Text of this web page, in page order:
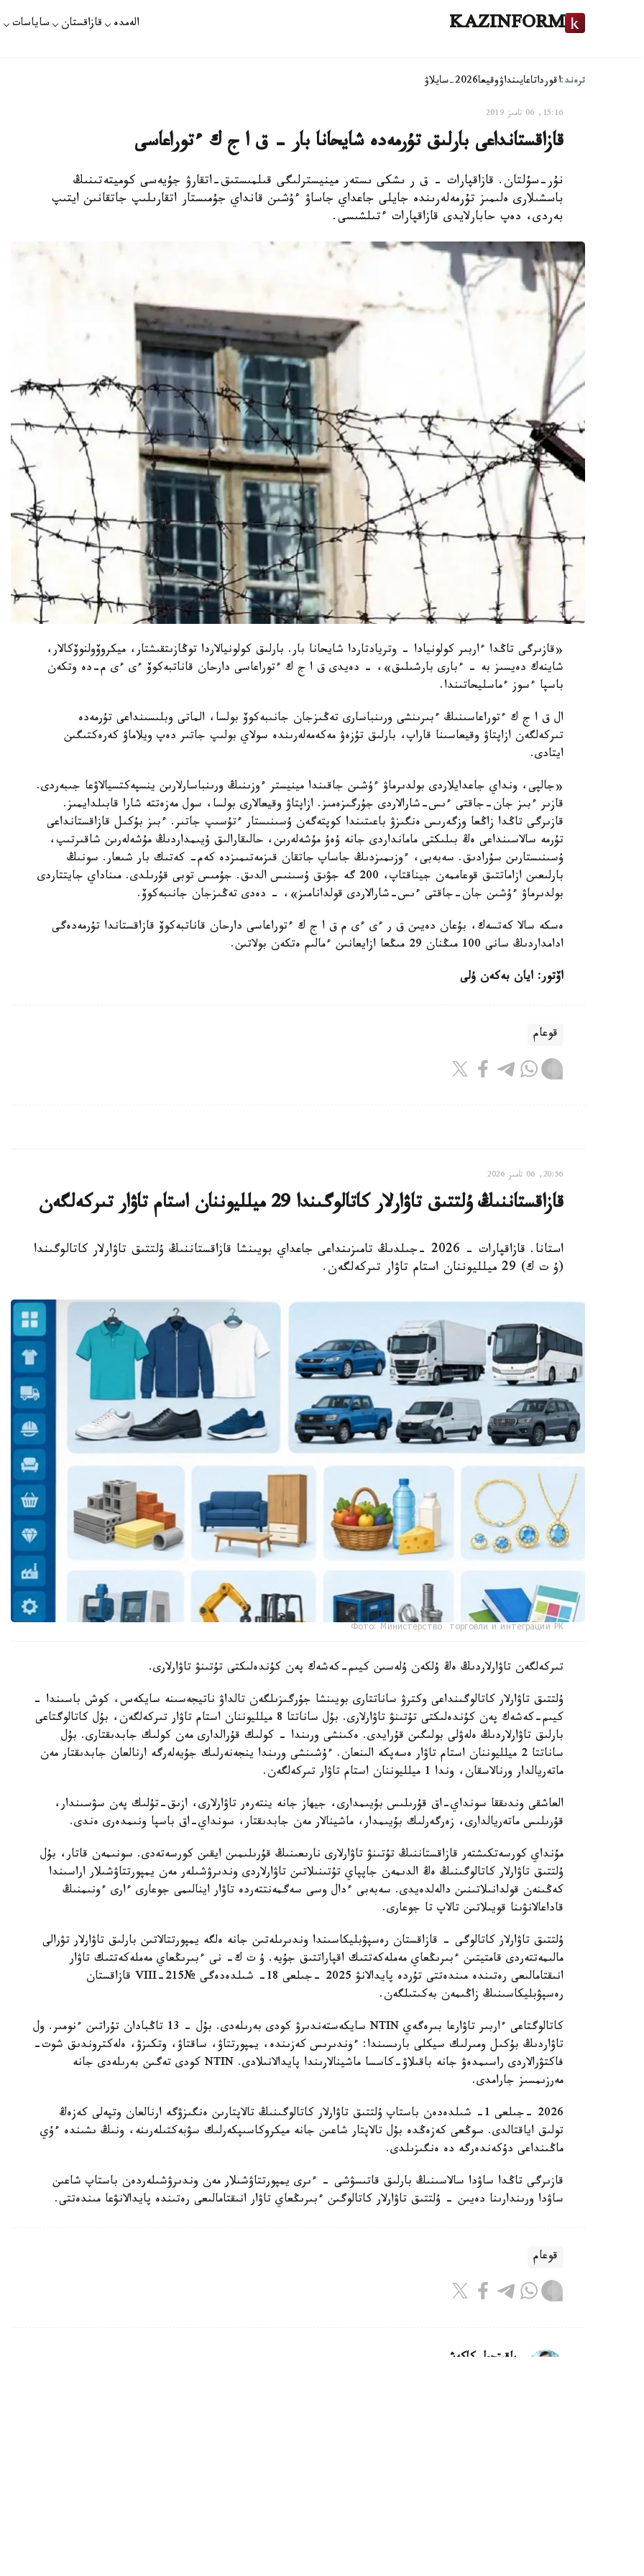
KAZINFORM الەمدە قازاقستان ساياسات
ترەند:اقورداتاعايىنداۋوقيعا2026-سايلاۋ
15:16, 06 تامىز 2019
قازاقستانداعى بارلىق تۇرمەدە شايحانا بار – ق ا ج ك ءتوراعاسى
نۇر-سۇلتان. قازاقپارات – ق ر ىشكى ىستەر مينيسترلىگى قىلمىستىق-اتقارۋ جۇيەسى كوميتەتىنىڭ
باسشىلارى ەلىمىز تۇرمەلەرىندە جايلى جاعداي جاساۋ ءۇشىن قانداي جۇمىستار اتقارىلىپ جاتقانىن ايتىپ
بەردى، دەپ حابارلايدى قازاقپارات ءتىلشىسى.
«قازىرگى تاڭدا ءاربىر كولونيادا - وتريادتاردا شايحانا بار. بارلىق كولونيالاردا توڭازىتقىشتار، ميكروۆولنوۆكالار،
شاينەك دەيسىز بە - ءبارى بارشىلىق»، - دەيدى ق ا ج ك ءتوراعاسى دارحان قاناتبەكوۆ ءى ءى م-دە وتكەن
باسپا ءسوز ءماسليحاتىندا.
ال ق ا ج ك ءتوراعاسىنىڭ ءبىرىنشى ورىنباسارى تەڭىزجان جانىبەكوۆ بولسا، الماتى وبلىسىنداعى تۇرمەدە
تىركەلگەن ازاپتاۋ وقيعاسىنا قاراپ، بارلىق تۇزەۋ مەكەمەلەرىندە سولاي بولىپ جاتىر دەپ ويلاماۋ كەرەكتىگىن
ايتادى.
«جالپى، ونداي جاعدايلاردى بولدىرماۋ ءۇشىن جاقىندا مينيستر ءوزىنىڭ ورىنباسارلارىن ينسپەكتسيالاۋعا جىبەردى.
قازىر ءبىز جان-جاقتى ءىس-شارالاردى جۇرگىزەمىز. ازاپتاۋ وقيعالارى بولسا، سول مەزەتتە شارا قابىلدايمىز.
قازىرگى تاڭدا زاڭعا وزگەرىس ەنگىزۋ باعىتىندا كوپتەگەن ۇسىنىستار ءتۇسىپ جاتىر. ءبىز بۇكىل قازاقستانداعى
تۇرمە سالاسىنداعى ەڭ بىلىكتى مامانداردى جانە ۇەۇ مۇشەلەرىن، حالىقارالىق ۇيىمداردىڭ مۇشەلەرىن شاقىرتىپ،
ۇسىنىستارىن سۇرادىق. سەبەبى، ءوزىمىزدىڭ جاساپ جاتقان قىزمەتىمىزدە كەم- كەتىك بار شىعار. سونىڭ
بارلىعىن ازاماتتىق قوعاممەن جيناقتاپ، 200 گە جۋىق ۇسىنىس الدىق. جۇمىس توبى قۇرىلدى. مىناداي جايتتاردى
بولدىرماۋ ءۇشىن جان-جاقتى ءىس-شارالاردى قولدانامىز»، - دەدى تەڭىزجان جانىبەكوۆ.
ەسكە سالا كەتسەك، بۇعان دەيىن ق ر ءى ءى م ق ا ج ك ءتوراعاسى دارحان قاناتبەكوۆ قازاقستاندا تۇرمەدەگى
ادامداردىڭ سانى 100 مىڭنان 29 مىڭعا ازايعانىن ءمالىم ەتكەن بولاتىن.
اۆتور: ايان بەكەن ۇلى
قوعام
20:56, 06 تامىز 2026
قازاقستاننىڭ ۇلتتىق تاۋارلار كاتالوگىندا 29 ميلليوننان استام تاۋار تىركەلگەن
استانا. قازاقپارات - 2026 -جىلدىڭ تامىزىنداعى جاعداي بويىنشا قازاقستاننىڭ ۇلتتىق تاۋارلار كاتالوگىندا
(ۇ ت ك) 29 ميلليوننان استام تاۋار تىركەلگەن.
Фото: Министерство торговли и интеграции РК
تىركەلگەن تاۋارلاردىڭ ەڭ ۇلكەن ۇلەسىن كيىم-كەشەك پەن كۇندەلىكتى تۇتىنۋ تاۋارلارى.
ۇلتتىق تاۋارلار كاتالوگىنداعى وكترۋ ساناتتارى بويىنشا جۇرگىزىلگەن تالداۋ ناتيجەسىنە سايكەس، كوش باسىندا -
كيىم-كەشەك پەن كۇندەلىكتى تۇتىنۋ تاۋارلارى. بۇل ساناتتا 8 ميلليوننان استام تاۋار تىركەلگەن، بۇل كاتالوگتاعى
بارلىق تاۋارلاردىڭ ەلەۋلى بولىگىن قۇرايدى. ەكىنشى ورىندا - كولىك قۇرالدارى مەن كولىك جابدىقتارى. بۇل
ساناتتا 2 ميلليوننان استام تاۋار ەسەپكە الىنعان. ءۇشىنشى ورىندا ينجەنەرلىك جۇيەلەرگە ارنالعان جابدىقتار مەن
ماتەريالدار ورنالاسقان، وندا 1 ميلليوننان استام تاۋار تىركەلگەن.
العاشقى وندىققا سونداي-اق قۇرىلىس بۇيىمدارى، جيھاز جانە ينتەرەر تاۋارلارى، ازىق-تۇلىك پەن سۋسىندار،
قۇرىلىس ماتەريالدارى، زەرگەرلىك بۇيىمدار، ماشينالار مەن جابدىقتار، سونداي-اق باسپا ونىمدەرى ەندى.
مۇنداي كورسەتكىشتەر قازاقستاننىڭ تۇتىنۋ تاۋارلارى نارىعىنىڭ قۇرىلىمىن ايقىن كورسەتەدى. سونىمەن قاتار، بۇل
ۇلتتىق تاۋارلار كاتالوگىنىڭ ەڭ الدىمەن جاپپاي تۇتىنىلاتىن تاۋارلاردى وندىرۋشىلەر مەن يمپورتتاۋشىلار اراسىندا
كەڭىنەن قولدانىلاتىنىن دالەلدەيدى. سەبەبى ءدال وسى سەگمەنتتەردە تاۋار اينالىمى جوعارى ءارى ءونىمنىڭ
قاداعالانۋىنا قويىلاتىن تالاپ تا جوعارى.
ۇلتتىق تاۋارلار كاتالوگى - قازاقستان رەسپۋبليكاسىندا وندىرىلەتىن جانە ەلگە يمپورتتالاتىن بارلىق تاۋارلار تۋرالى
مالىمەتتەردى قامتيتىن ءبىرىڭعاي مەملەكەتتىك اقپاراتتىق جۇيە. ۇ ت ك- نى ءبىرىڭعاي مەملەكەتتىك تاۋار
انىقتامالىعى رەتىندە مىندەتتى تۇردە پايدالانۋ 2025 -جىلعى 18- شىلدەدەگى №215-VIII قازاقستان
رەسپۋبليكاسىنىڭ زاڭىمەن بەكىتىلگەن.
كاتالوگتاعى ءاربىر تاۋارعا بىرەگەي NTIN سايكەستەندىرۋ كودى بەرىلەدى. بۇل - 13 تاڭبادان تۇراتىن ءنومىر. ول
تاۋاردىڭ بۇكىل ومىرلىك سيكلى بارىسىندا: ءوندىرىس كەزىندە، يمپورتتاۋ، ساقتاۋ، وتكىزۋ، ەلەكتروندىق شوت-
فاكتۋرالاردى راسىمدەۋ جانە باقىلاۋ-كاسسا ماشينالارىندا پايدالانىلادى. NTIN كودى تەگىن بەرىلەدى جانە
مەرزىمسىز جارامدى.
2026 -جىلعى 1- شىلدەدەن باستاپ ۇلتتىق تاۋارلار كاتالوگىنىڭ تالاپتارىن ەنگىزۋگە ارنالعان وتپەلى كەزەڭ
تولىق اياقتالدى. سوڭعى كەزەڭدە بۇل تالاپتار شاعىن جانە ميكروكاسىپكەرلىك سۋبەكتىلەرىنە، ونىڭ ىشىندە ءۇي
ماڭىنداعى دۇكەندەرگە دە ەنگىزىلدى.
قازىرگى تاڭدا ساۋدا سالاسىنىڭ بارلىق قاتىسۋشى - ءىرى يمپورتتاۋشىلار مەن وندىرۋشىلەردەن باستاپ شاعىن
ساۋدا ورىندارىنا دەيىن - ۇلتتىق تاۋارلار كاتالوگىن ءبىرىڭعاي تاۋار انىقتامالىعى رەتىندە پايدالانۋعا مىندەتتى.
قوعام
باقىتجول كاكەش